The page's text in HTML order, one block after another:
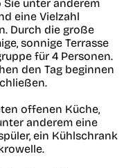
Sie unter anderem
eine Vielzahl
Durch die große
sonnige Terrasse
für 4 Personen.
den Tag beginnen
offenen Küche,
anderem eine
ein Kühlschrank